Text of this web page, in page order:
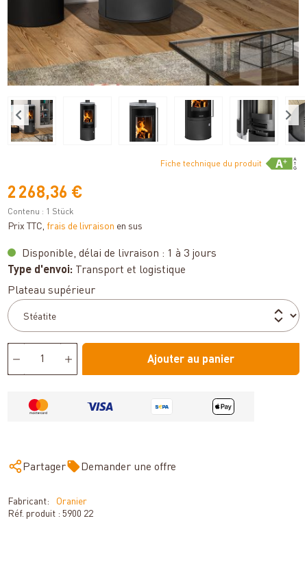
Fiche technique du produit
2 268,36 €
Contenu : 1 Stück
Prix TTC, frais de livraison en sus
Disponible, délai de livraison : 1 à 3 jours
Type d'envoi: Transport et logistique
Sélectionnez
Plateau supérieur
Ajouter au panier
Partager Demander une offre
Fabricant:
Oranier
Réf. produit :5900 22